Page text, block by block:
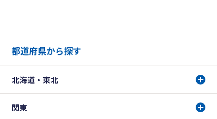
都道府県から探す
北海道・東北
関東